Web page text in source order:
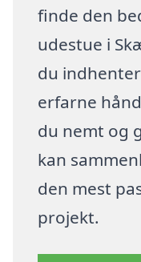
finde den
udestue i
du
erfarne
du nemt og
kan
den mest
projekt.